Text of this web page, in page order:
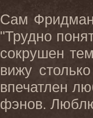
Сам
"Трудно
сокрушен
вижу
впечатлен
фэнов.